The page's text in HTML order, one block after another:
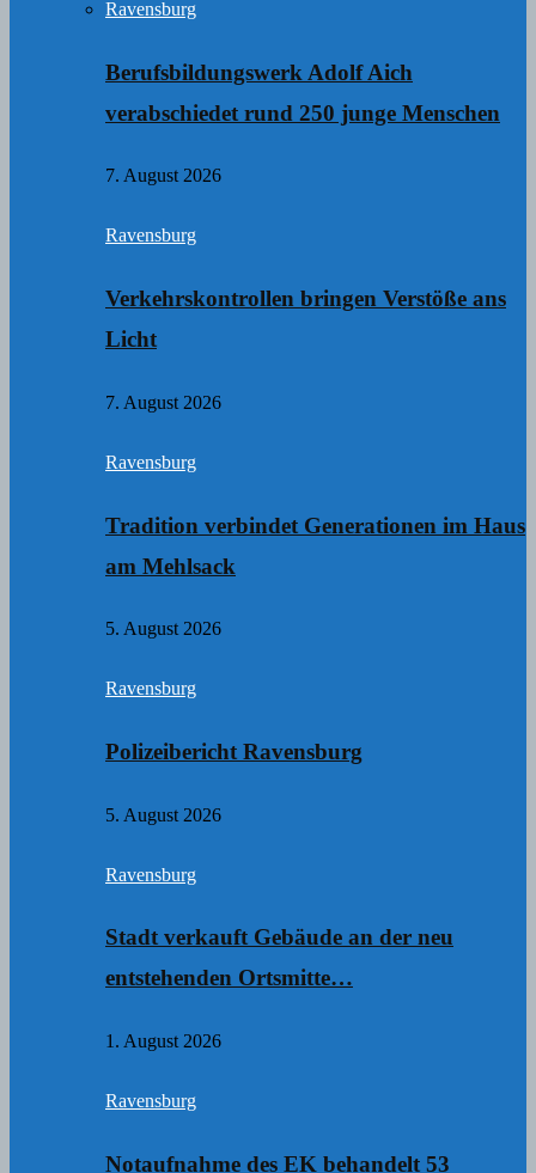
Ravensburg
Berufsbildungswerk Adolf Aich
verabschiedet rund 250 junge Menschen
7. August 2026
Ravensburg
Verkehrskontrollen bringen Verstöße ans
Licht
7. August 2026
Ravensburg
Tradition verbindet Generationen im Haus
am Mehlsack
5. August 2026
Ravensburg
Polizeibericht Ravensburg
5. August 2026
Ravensburg
Stadt verkauft Gebäude an der neu
entstehenden Ortsmitte…
1. August 2026
Ravensburg
Notaufnahme des EK behandelt 53